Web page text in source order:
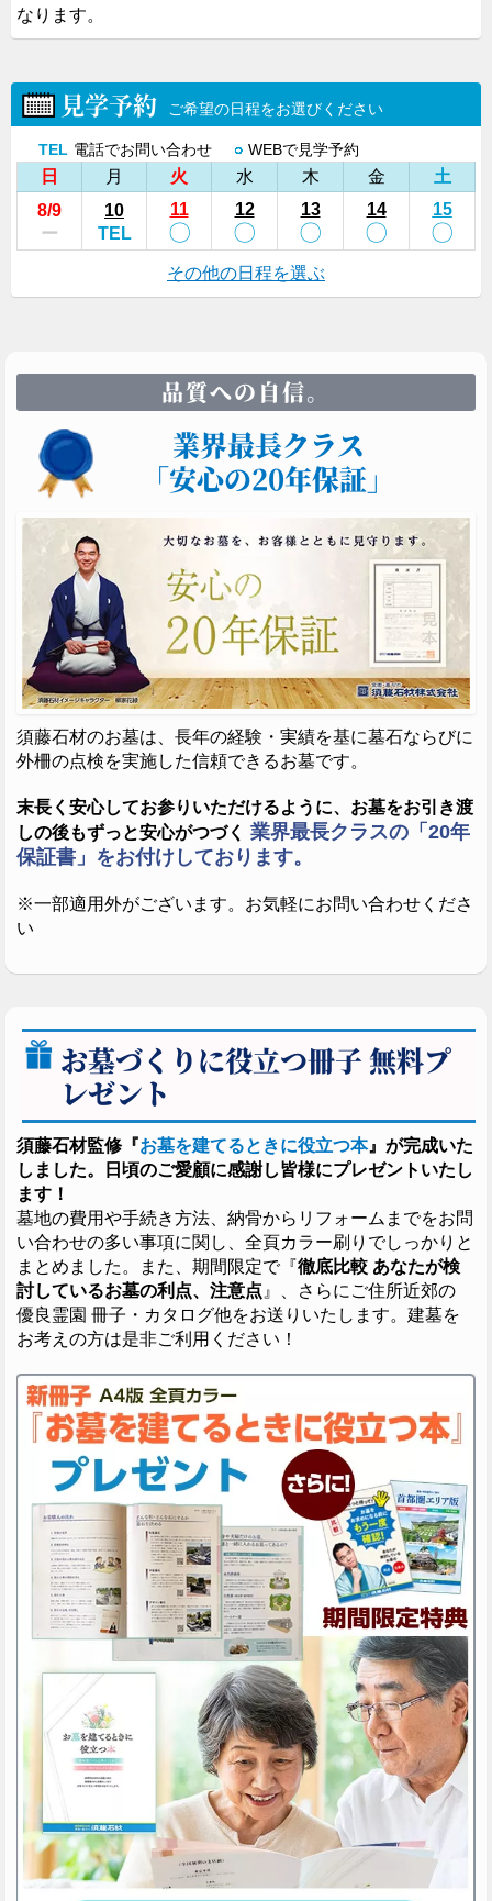
なります。
見学予約 ご希望の日程をお選びください
TEL 電話でお問い合わせ ○ WEBで見学予約
日 月 火 水 木 金
土
8/9
ー
10
TEL
11
〇
12
〇
13
〇
14
〇
15
〇
その他の日程を選ぶ
品質への自信。
業界最長クラス
「安心の20年保証」
須藤石材のお墓は、長年の経験・実績を基に墓石ならびに
外柵の点検を実施した信頼できるお墓です。
末長く安心してお参りいただけるように、お墓をお引き渡
しの後もずっと安心がつづく 業界最長クラスの「20年
保証書」をお付けしております。
※一部適用外がございます。お気軽にお問い合わせくださ
い
お墓づくりに役立つ冊子 無料プ
レゼント
須藤石材監修『お墓を建てるときに役立つ本』が完成いた
しました。日頃のご愛顧に感謝し皆様にプレゼントいたし
ます！
墓地の費用や手続き方法、納骨からリフォームまでをお問
い合わせの多い事項に関し、全頁カラー刷りでしっかりと
まとめました。また、期間限定で『徹底比較 あなたが検
討しているお墓の利点、注意点 』、さらにご住所近郊の
優良霊園 冊子・カタログ他をお送りいたします。建墓を
お考えの方は是非ご利用ください！